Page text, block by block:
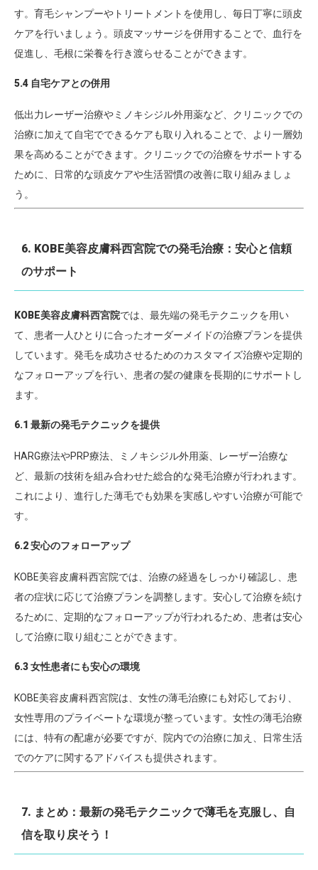
す。育毛シャンプーやトリートメントを使用し、毎日丁寧に頭皮
ケアを行いましょう。頭皮マッサージを併用することで、血行を
促進し、毛根に栄養を行き渡らせることができます。
5.4 自宅ケアとの併用
低出力レーザー治療やミノキシジル外用薬など、クリニックでの
治療に加えて自宅でできるケアも取り入れることで、より一層効
果を高めることができます。クリニックでの治療をサポートする
ために、日常的な頭皮ケアや生活習慣の改善に取り組みましょ
う。
6. KOBE美容皮膚科西宮院での発毛治療：安心と信頼
のサポート
KOBE美容皮膚科西宮院では、最先端の発毛テクニックを用い
て、患者一人ひとりに合ったオーダーメイドの治療プランを提供
しています。発毛を成功させるためのカスタマイズ治療や定期的
なフォローアップを行い、患者の髪の健康を長期的にサポートし
ます。
6.1 最新の発毛テクニックを提供
HARG療法やPRP療法、ミノキシジル外用薬、レーザー治療な
ど、最新の技術を組み合わせた総合的な発毛治療が行われます。
これにより、進行した薄毛でも効果を実感しやすい治療が可能で
す。
6.2 安心のフォローアップ
KOBE美容皮膚科西宮院では、治療の経過をしっかり確認し、患
者の症状に応じて治療プランを調整します。安心して治療を続け
るために、定期的なフォローアップが行われるため、患者は安心
して治療に取り組むことができます。
6.3 女性患者にも安心の環境
KOBE美容皮膚科西宮院は、女性の薄毛治療にも対応しており、
女性専用のプライベートな環境が整っています。女性の薄毛治療
には、特有の配慮が必要ですが、院内での治療に加え、日常生活
でのケアに関するアドバイスも提供されます。
7. まとめ：最新の発毛テクニックで薄毛を克服し、自
信を取り戻そう！